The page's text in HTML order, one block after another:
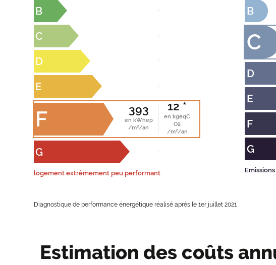
B
C
D
E
F 393
en kWhep
/m²/an
12 *
en kgeqC
O2
/m²/an
G
logement extrêmement peu performant
B
C
D
E
F
G
Diagnostique de performance énergétique réalisé après le 1er juillet 2021
Estimation des coûts